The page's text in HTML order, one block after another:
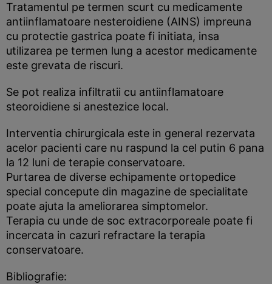
Tratamentul pe termen scurt cu medicamente
antiinflamatoare nesteroidiene (AINS) impreuna
cu protectie gastrica poate fi initiata, insa
utilizarea pe termen lung a acestor medicamente
este grevata de riscuri.
Se pot realiza infiltratii cu antiinflamatoare
steoroidiene si anestezice local.
Interventia chirurgicala este in general rezervata
acelor pacienti care nu raspund la cel putin 6 pana
la 12 luni de terapie conservatoare.
Purtarea de diverse echipamente ortopedice
special concepute din magazine de specialitate
poate ajuta la ameliorarea simptomelor.
Terapia cu unde de soc extracorporeale poate fi
incercata in cazuri refractare la terapia
conservatoare.
Bibliografie: